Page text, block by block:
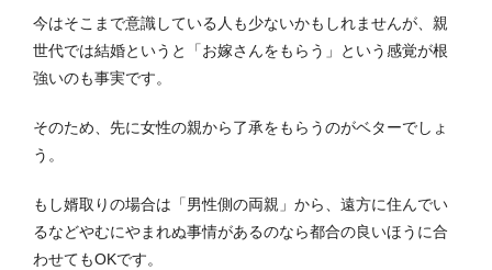
今はそこまで意識している人も少ないかもしれませんが、親
世代では結婚というと「お嫁さんをもらう」という感覚が根
強いのも事実です。
そのため、先に女性の親から了承をもらうのがベターでしょ
う。
もし婿取りの場合は「男性側の両親」から、遠方に住んでい
るなどやむにやまれぬ事情があるのなら都合の良いほうに合
わせてもOKです。